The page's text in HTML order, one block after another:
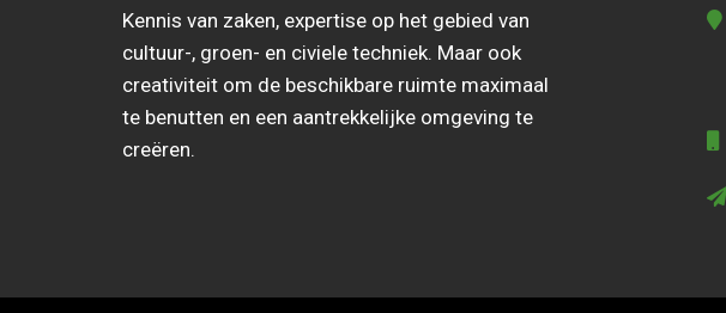
Kennis van zaken, expertise op het gebied van
cultuur-, groen- en civiele techniek. Maar ook
creativiteit om de beschikbare ruimte maximaal
te benutten en een aantrekkelijke omgeving te
creëren.